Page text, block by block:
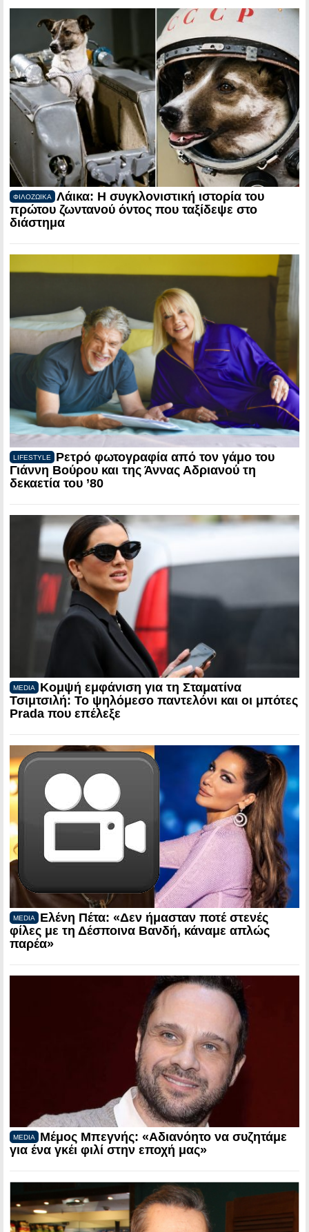
ΦΙΛΟΖΩΙΚΑ
Λάικα: Η συγκλονιστική ιστορία του
πρώτου ζωντανού όντος που ταξίδεψε στο
διάστημα
LIFESTYLE
Ρετρό φωτογραφία από τον γάμο του
Γιάννη Βούρου και της Άννας Αδριανού τη
δεκαετία του ’80
MEDIA
Κομψή εμφάνιση για τη Σταματίνα
Τσιμτσιλή: Το ψηλόμεσο παντελόνι και οι μπότες
Prada που επέλεξε
MEDIA
Ελένη Πέτα: «Δεν ήμασταν ποτέ στενές
φίλες με τη Δέσποινα Βανδή, κάναμε απλώς
παρέα»
MEDIA
Μέμος Μπεγνής: «Αδιανόητο να συζητάμε
για ένα γκέι φιλί στην εποχή μας»